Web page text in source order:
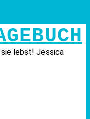
sie lebst! Jessica